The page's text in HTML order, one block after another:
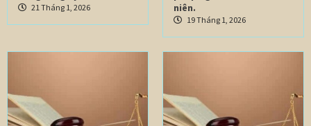
21 Tháng 1, 2026
niên.
19 Tháng 1, 2026